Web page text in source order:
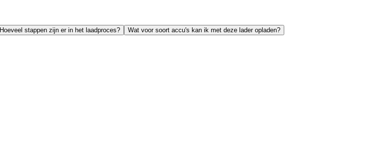
Hoeveel stappen zijn er in het laadproces?
Wat voor soort accu's kan ik met deze lader opladen?